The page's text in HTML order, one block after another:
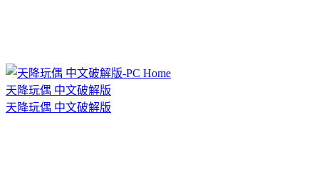
天降玩偶 中文破解版
天降玩偶 中文破解版